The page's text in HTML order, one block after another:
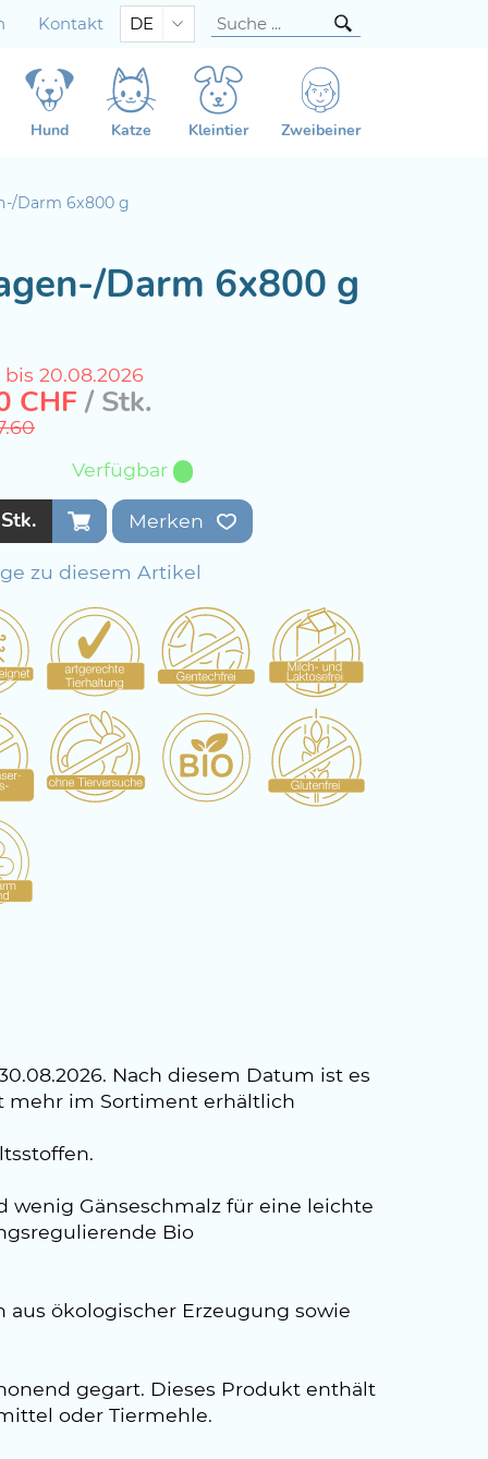
Kontakt DE
Hund Katze Kleintier Zweibeiner
Darm 6x800 g
Darm 6x800 g
20.08.2026
CHF/ Stk.
Verfügbar
Stk. Merken
zu diesem Artikel
Nach diesem Datum ist es
mehr im Sortiment erhältlich
Gänseschmalz für eine leichte
Bio
ökologischer Erzeugung sowie
gegart. Dieses Produkt enthält
oder Tiermehle.